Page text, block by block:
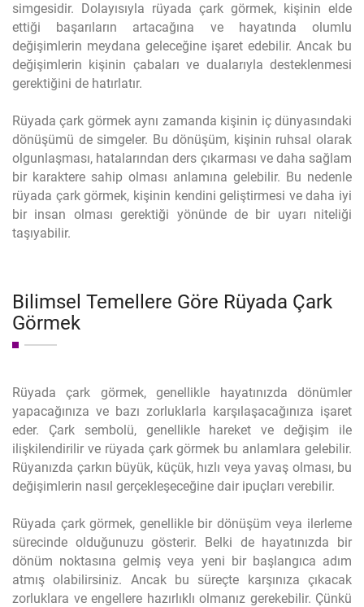
simgesidir. Dolayısıyla rüyada çark görmek, kişinin elde
ettiği başarıların artacağına ve hayatında olumlu
değişimlerin meydana geleceğine işaret edebilir. Ancak bu
değişimlerin kişinin çabaları ve dualarıyla desteklenmesi
gerektiğini de hatırlatır.
Rüyada çark görmek aynı zamanda kişinin iç dünyasındaki
dönüşümü de simgeler. Bu dönüşüm, kişinin ruhsal olarak
olgunlaşması, hatalarından ders çıkarması ve daha sağlam
bir karaktere sahip olması anlamına gelebilir. Bu nedenle
rüyada çark görmek, kişinin kendini geliştirmesi ve daha iyi
bir insan olması gerektiği yönünde de bir uyarı niteliği
taşıyabilir.
Bilimsel Temellere Göre Rüyada Çark
Görmek
Rüyada çark görmek, genellikle hayatınızda dönümler
yapacağınıza ve bazı zorluklarla karşılaşacağınıza işaret
eder. Çark sembolü, genellikle hareket ve değişim ile
ilişkilendirilir ve rüyada çark görmek bu anlamlara gelebilir.
Rüyanızda çarkın büyük, küçük, hızlı veya yavaş olması, bu
değişimlerin nasıl gerçekleşeceğine dair ipuçları verebilir.
Rüyada çark görmek, genellikle bir dönüşüm veya ilerleme
sürecinde olduğunuzu gösterir. Belki de hayatınızda bir
dönüm noktasına gelmiş veya yeni bir başlangıca adım
atmış olabilirsiniz. Ancak bu süreçte karşınıza çıkacak
zorluklara ve engellere hazırlıklı olmanız gerekebilir. Çünkü